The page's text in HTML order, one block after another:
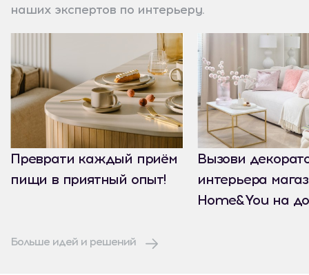
наших экспертов по интерьеру.
Преврати каждый приём
пищи в приятный опыт!
Вызови
интерьера
Home&You на
Больше идей и решений